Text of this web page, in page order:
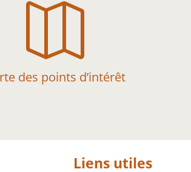

des points d’intérêt
Liens utiles